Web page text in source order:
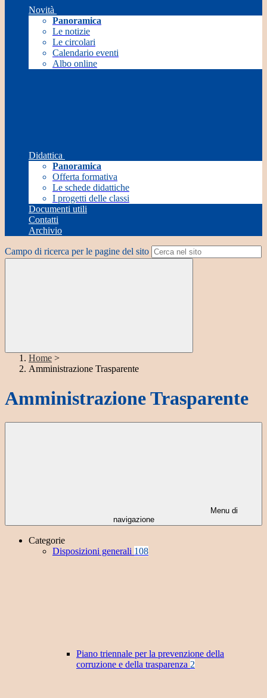
Novità
Panoramica
Le notizie
Le circolari
Calendario eventi
Albo online
Didattica
Panoramica
Offerta formativa
Le schede didattiche
I progetti delle classi
Documenti utili
Contatti
Archivio
Campo di ricerca per le pagine del sito
Home >
Amministrazione Trasparente
Amministrazione Trasparente
Menu di
navigazione
Categorie
Disposizioni generali 108
Piano triennale per la prevenzione della
corruzione e della trasparenza 2